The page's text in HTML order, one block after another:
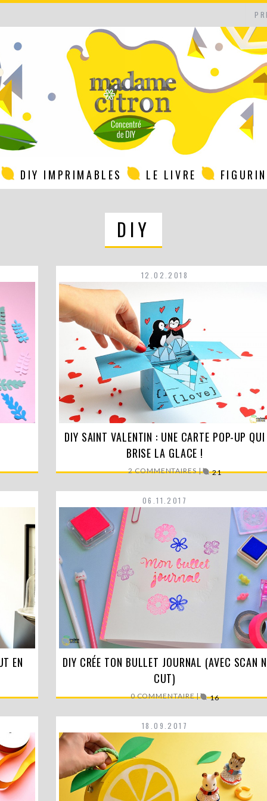
DIY IMPRIMABLES LE LIVRE
DIY
12.02.2018
Brrrr, on dirait que les températures descendent
non ? Mais…
LIRE LA SUITE
DIY SAINT VALENTIN : UNE CARTE POP-UP QUI
BRISE LA GLACE !
2 COMMENTAIRES | 21
EN
06.11.2017
Objet indispensable pour toute personne
organisée (ou qui essaie de…
LIRE LA SUITE
DIY CRÉE TON BULLET JOURNAL (AVEC SCAN N
CUT)
0 COMMENTAIRE | 16
18.09.2017